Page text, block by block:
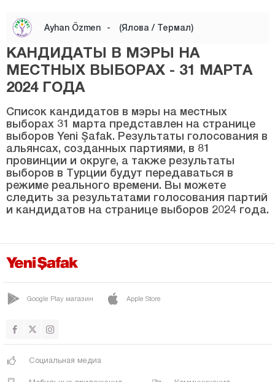
ТЕРМАЛ
Тешвикие
Йозгат
Зонгулдак
Ayhan Özmen - (Ялова / Термал)
КАНДИДАТЫ В МЭРЫ НА
МЕСТНЫХ ВЫБОРАХ - 31 МАРТА
2024 ГОДА
Список кандидатов в мэры на местных
выборах 31 марта представлен на странице
выборов Yeni Şafak. Результаты голосования в
альянсах, созданных партиями, в 81
провинции и округе, а также результаты
выборов в Турции будут передаваться в
режиме реального времени. Вы можете
следить за результатами голосования партий
и кандидатов на странице выборов 2024 года.
Google Play магазин Apple Store
Социальная медиа